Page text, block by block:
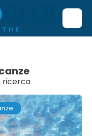
ricerca